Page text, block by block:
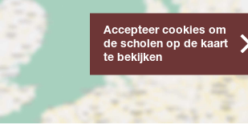
Accepteer cookies om
de scholen op de kaart
te bekijken